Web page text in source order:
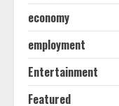
economy
employment
Entertainment
Featured